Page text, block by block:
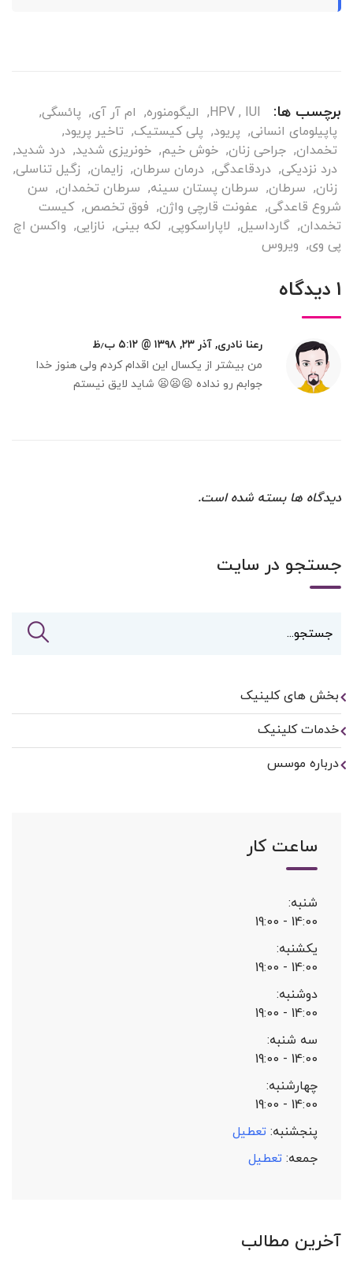
برچسب ها: HPV , IUI
, الیگومنوره, ام آر آی, پائسگی,
پاپیلومای انسانی, پریود, پلی کیستیک, تاخیر پریود,
تخمدان, جراحی زنان, خوش خیم, خونریزی شدید, درد شدید,
درد نزدیکی, دردقاعدگی, درمان سرطان, زایمان, زگیل تناسلی,
زنان, سرطان, سرطان پستان سینه, سرطان تخمدان, سن
شروع قاعدگی, عفونت قارچی واژن, فوق تخصص, کیست
تخمدان, گارداسیل, لاپاراسکوپی, لکه بینی, نازایی, واکسن اچ
پی وی, ویروس
1 دیدگاه
رعنا نادری, آذر ۲۳, ۱۳۹۸ @ ۵:۱۲ ب٫ظ
من بیشتر از یکسال این اقدام کردم ولی هنوز خدا
جوابم رو نداده 😦😦😦 شاید لایق نیستم
دیدگاه ها بسته شده است.
جستجو در سایت
بخش های کلینیک
خدمات کلینیک
درباره موسس
ساعت کار
شنبه:
14:00 - 19:00
یکشنبه:
14:00 - 19:00
دوشنبه:
14:00 - 19:00
سه شنبه:
14:00 - 19:00
چهارشنبه:
14:00 - 19:00
پنجشنبه: تعطیل
جمعه: تعطیل
آخرین مطالب